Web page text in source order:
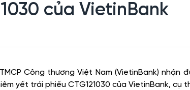
của VietinBank
Công thương Việt Nam (VietinBank)
yết trái phiếu CTG121030 của VietinBank, cụ